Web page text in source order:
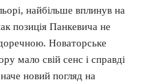
найбільше вплинув на
позиція Панкевича не
Новаторське
мало свій сенс і справді
новий погляд на